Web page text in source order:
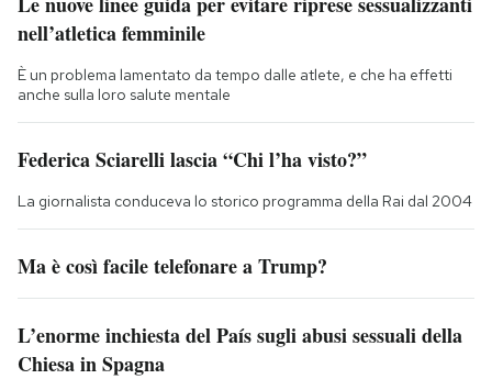
nell’atletica femminile
È un problema lamentato da tempo dalle atlete, e che ha effetti
anche sulla loro salute mentale
Federica Sciarelli lascia “Chi l’ha visto?”
La giornalista conduceva lo storico programma della Rai dal 2004
Ma è così facile telefonare a Trump?
L’enorme inchiesta del País sugli abusi sessuali della
Chiesa in Spagna